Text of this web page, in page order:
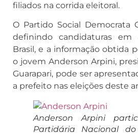
filiados na corrida eleitoral.
O Partido Social Democrata
definindo candidaturas em
Brasil, e a informação obtida
o jovem Anderson Arpini,
Guarapari, pode ser
a prefeito nas eleições deste
Anderson Arpini
Partidária Nacional